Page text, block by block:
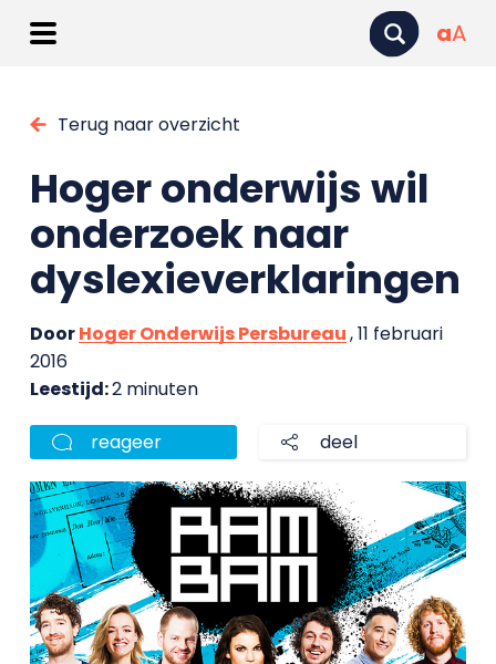
aA
Terug naar overzicht
Hoger onderwijs wil
onderzoek naar
dyslexieverklaringen
DoorHoger Onderwijs Persbureau, 11 februari
2016
Leestijd:2 minuten
reageer deel